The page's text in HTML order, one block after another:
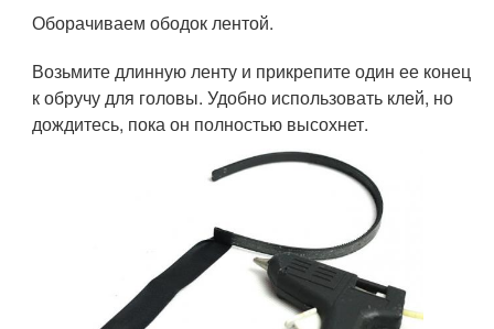
Оборачиваем ободок лентой.
Возьмите длинную ленту и прикрепите один ее конец
к обручу для головы. Удобно использовать клей, но
дождитесь, пока он полностью высохнет.